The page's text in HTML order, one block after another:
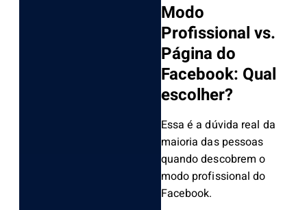
Modo
Profissional vs.
Página do
Facebook: Qual
escolher?
Essa é a dúvida real da
maioria das pessoas
quando descobrem o
modo profissional do
Facebook.